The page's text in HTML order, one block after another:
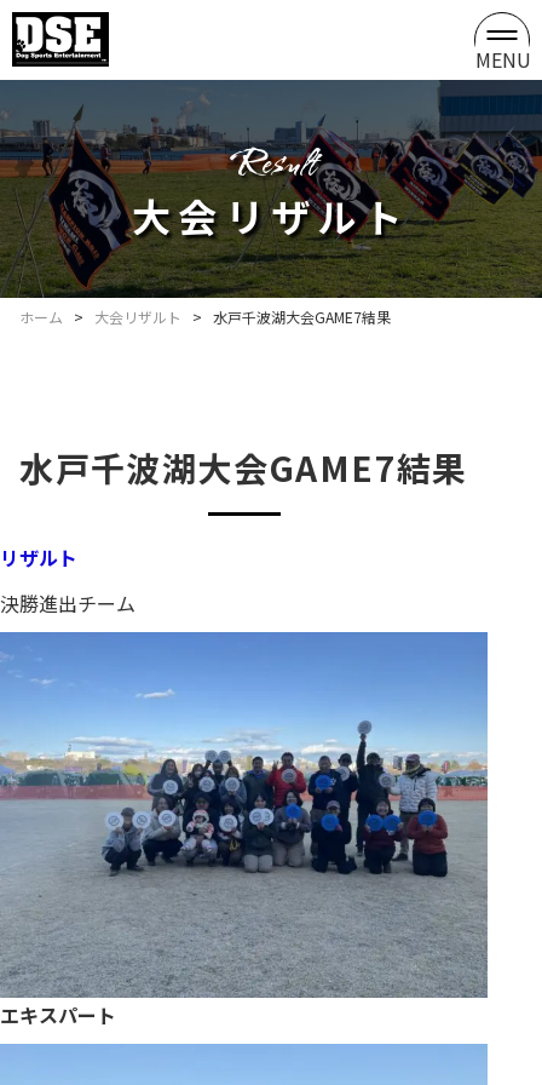
MENU
大会リザルト
result
ホーム > 大会リザルト > 水戸千波湖大会GAME7結果
水戸千波湖大会GAME7結果
リザルト
決勝進出チーム
エキスパート